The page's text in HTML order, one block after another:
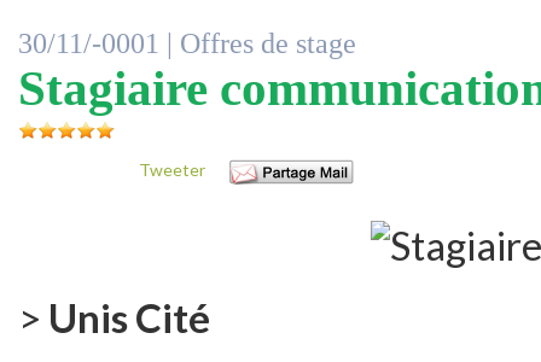
30/11/-0001 | Offres de stage
Stagiaire
Tweeter
> Unis Cité